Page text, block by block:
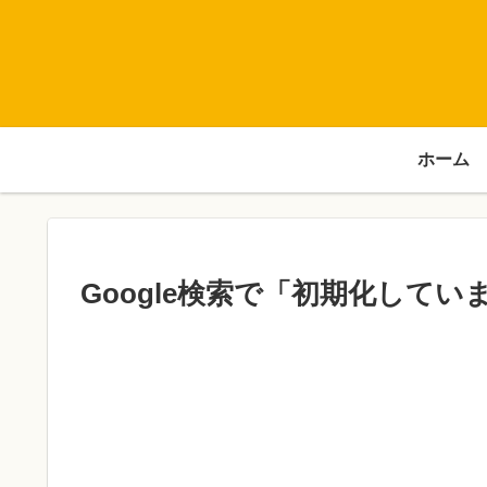
ホーム
Google検索で「初期化してい